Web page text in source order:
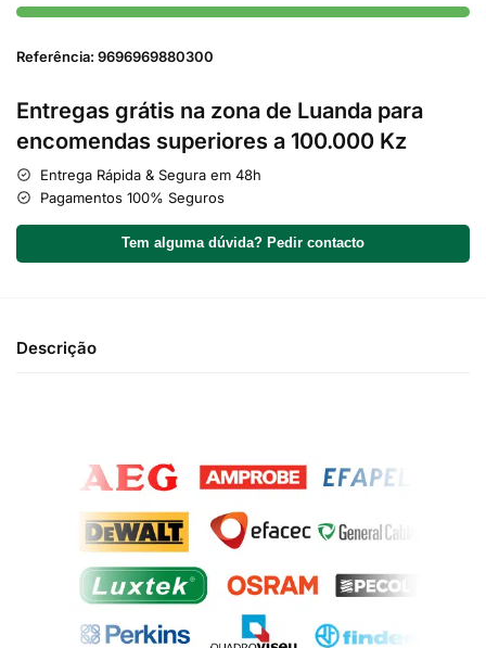
Referência: 9696969880300
Entregas grátis na zona de Luanda para
encomendas superiores a 100.000 Kz
Entrega Rápida & Segura em 48h
Pagamentos 100% Seguros
Tem alguma dúvida? Pedir contacto
Descrição